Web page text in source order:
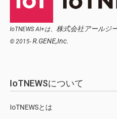
IoTNEWS AI+は、 株式会社アールジ
© 2015- R.GENE,Inc.
IoTNEWSについて
IoTNEWSとは